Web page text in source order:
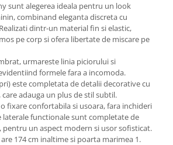
sunt alegerea ideala pentru un look
combinand eleganta discreta cu
dintr-un material fin si elastic,
pe corp si ofera libertate de miscare pe
urmareste linia piciorului si
formele fara a incomoda.
este completata de detalii decorative cu
adauga un plus de stil subtil.
fixare confortabila si usoara, fara inchideri
laterale functionale sunt completate de
pentru un aspect modern si usor sofisticat.
174 cm inaltime si poarta marimea 1.